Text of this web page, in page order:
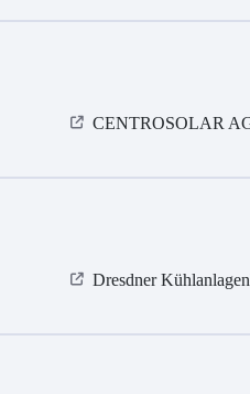
CENTROSOLAR
Dresdner